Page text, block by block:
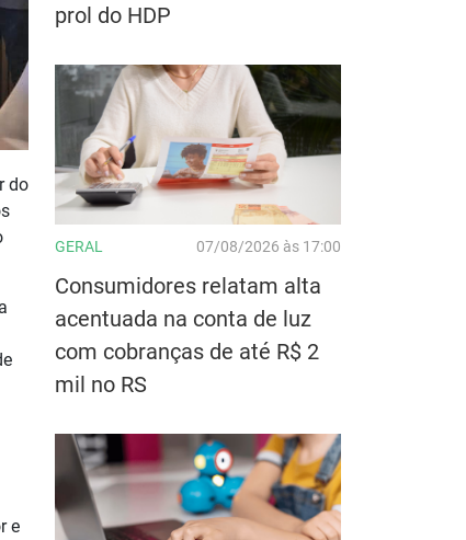
do
e
prol do HDP
GERAL 07/08/2026 às 17:00
Consumidores relatam alta
acentuada na conta de luz
com cobranças de até R$ 2
mil no RS